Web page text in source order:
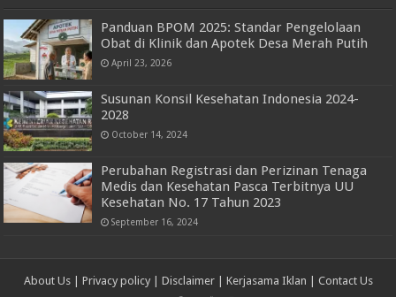
Panduan BPOM 2025: Standar Pengelolaan
Obat di Klinik dan Apotek Desa Merah Putih
April 23, 2026
Susunan Konsil Kesehatan Indonesia 2024-
2028
October 14, 2024
Perubahan Registrasi dan Perizinan Tenaga
Medis dan Kesehatan Pasca Terbitnya UU
Kesehatan No. 17 Tahun 2023
September 16, 2024
About Us| Privacy policy| Disclaimer| Kerjasama Iklan Contact Us